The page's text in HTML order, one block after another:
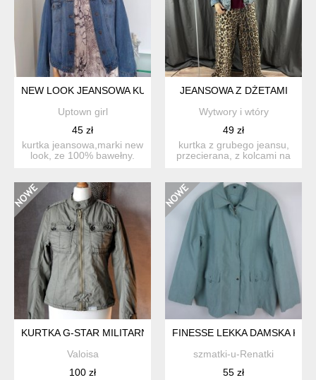
NEW LOOK JEANSOWA KURTKA
Uptown girl
45 zł
kurtka jeansowa,marki new
look, ze 100% bawełny.
JEANSOWA Z DŻETAMI
Wytwory i wtóry
49 zł
kurtka z grubego jeansu,
przecierana, z kolcami na
KURTKA G-STAR MILITARNA CARGO CASUAL S M
Valoisa
100 zł
FINESSE LEKKA DAMSKA
szmatki-u-Renatki
55 zł